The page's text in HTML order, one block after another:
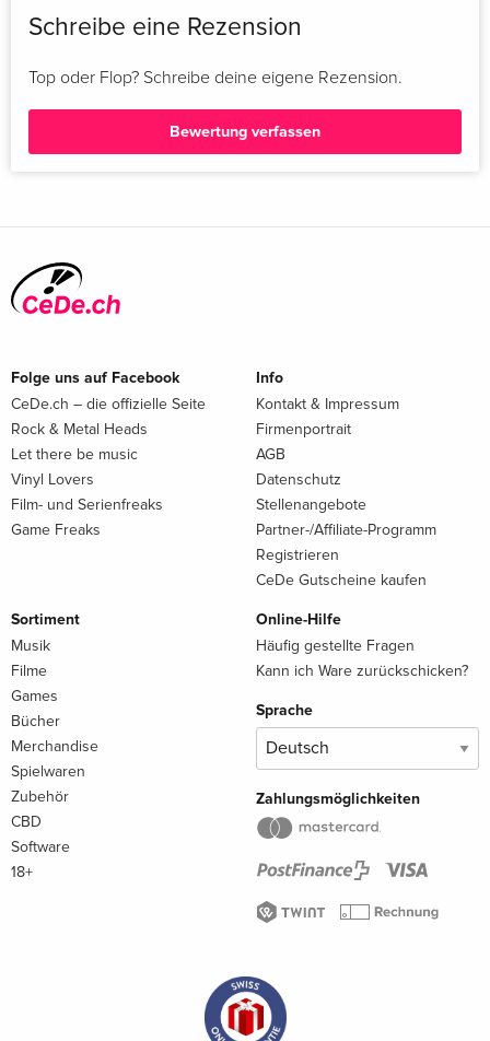
Schreibe eine Rezension
Top oder Flop? Schreibe deine eigene Rezension.
Bewertung verfassen
Folge uns auf Facebook
CeDe.ch – die offizielle Seite
Rock & Metal Heads
Let there be music
Vinyl Lovers
Film- und Serienfreaks
Game Freaks
Info
Kontakt & Impressum
Firmenportrait
AGB
Datenschutz
Stellenangebote
Partner-/Affiliate-Programm
Registrieren
CeDe Gutscheine kaufen
Sortiment
Musik
Filme
Games
Bücher
Merchandise
Spielwaren
Zubehör
CBD
Software
18+
Online-Hilfe
Häufig gestellte Fragen
Kann ich Ware zurückschicken?
Sprache
Zahlungsmöglichkeiten